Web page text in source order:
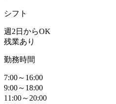
シフト
週2日からOK
残業あり
勤務時間
7:00～16:00
9:00～18:00
11:00～20:00